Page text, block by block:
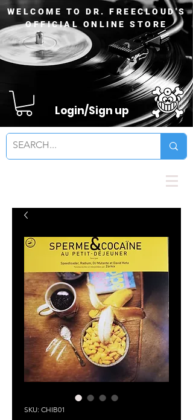
WELCOME TO DR. FREECLOUD'S
OFFICIAL ONLINE STORE
Login/Sign up
SKU: CHIB01